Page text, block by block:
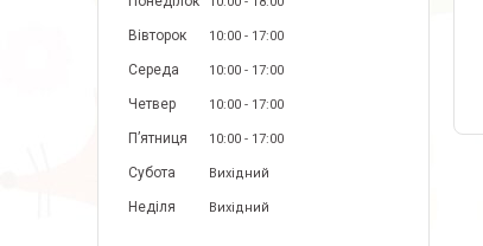
Вівторок 10:00 17:00
Середа 10:00 17:00
Четвер 10:00 17:00
Пʼятниця 10:00 17:00
Субота Вихідний
Неділя Вихідний